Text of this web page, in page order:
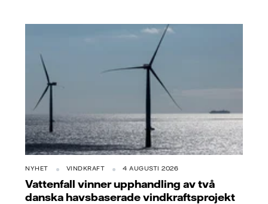
NYHET VINDKRAFT 4 AUGUSTI 2026
Vattenfall vinner upphandling av två
danska havsbaserade vindkraftsprojekt